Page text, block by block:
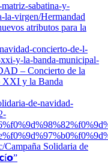
sabatina-y-
la-virgen/Hermandad
atributos para la
concierto-de-l-
y-la-banda-municipal-
– Concierto de la
XXI y la Banda
de-navidad-
Campaña Solidaria de